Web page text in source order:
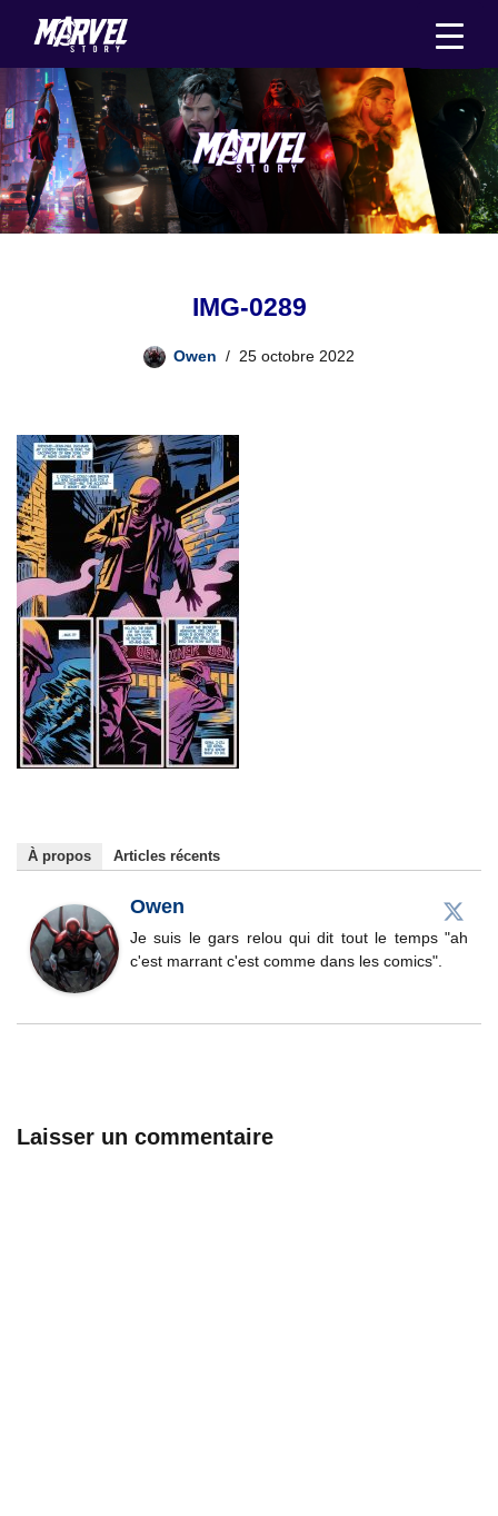
au
contenu
IMG-0289
Owen 25 octobre 2022
À propos Articles récents
Owen
Je suis le gars relou qui dit tout le temps "ah
c'est marrant c'est comme dans les comics".
Laisser un commentaire